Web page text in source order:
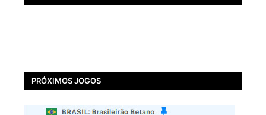
PRÓXIMOS JOGOS